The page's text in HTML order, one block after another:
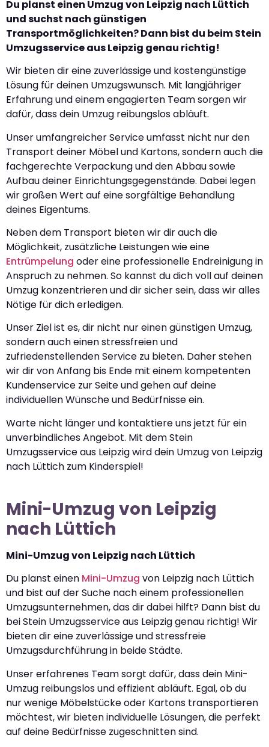
Du planst einen Umzug von Leipzig nach Lüttich
und suchst nach günstigen
Transportmöglichkeiten? Dann bist du beim Stein
Umzugsservice aus Leipzig genau richtig!
Wir bieten dir eine zuverlässige und kostengünstige
Lösung für deinen Umzugswunsch. Mit langjähriger
Erfahrung und einem engagierten Team sorgen wir
dafür, dass dein Umzug reibungslos abläuft.
Unser umfangreicher Service umfasst nicht nur den
Transport deiner Möbel und Kartons, sondern auch die
fachgerechte Verpackung und den Abbau sowie
Aufbau deiner Einrichtungsgegenstände. Dabei legen
wir großen Wert auf eine sorgfältige Behandlung
deines Eigentums.
Neben dem Transport bieten wir dir auch die
Möglichkeit, zusätzliche Leistungen wie eine
Entrümpelung oder eine professionelle Endreinigung in
Anspruch zu nehmen. So kannst du dich voll auf deinen
Umzug konzentrieren und dir sicher sein, dass wir alles
Nötige für dich erledigen.
Unser Ziel ist es, dir nicht nur einen günstigen Umzug,
sondern auch einen stressfreien und
zufriedenstellenden Service zu bieten. Daher stehen
wir dir von Anfang bis Ende mit einem kompetenten
Kundenservice zur Seite und gehen auf deine
individuellen Wünsche und Bedürfnisse ein.
Warte nicht länger und kontaktiere uns jetzt für ein
unverbindliches Angebot. Mit dem Stein
Umzugsservice aus Leipzig wird dein Umzug von Leipzig
nach Lüttich zum Kinderspiel!
Mini-Umzug von Leipzig
nach Lüttich
Mini-Umzug von Leipzig nach Lüttich
Du planst einen Mini-Umzug von Leipzig nach Lüttich
und bist auf der Suche nach einem professionellen
Umzugsunternehmen, das dir dabei hilft? Dann bist du
bei Stein Umzugsservice aus Leipzig genau richtig! Wir
bieten dir eine zuverlässige und stressfreie
Umzugsdurchführung in beide Städte.
Unser erfahrenes Team sorgt dafür, dass dein Mini-
Umzug reibungslos und effizient abläuft. Egal, ob du
nur wenige Möbelstücke oder Kartons transportieren
möchtest, wir bieten individuelle Lösungen, die perfekt
auf deine Bedürfnisse zugeschnitten sind.